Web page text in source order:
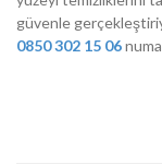
güvenle
0850 302 15 06